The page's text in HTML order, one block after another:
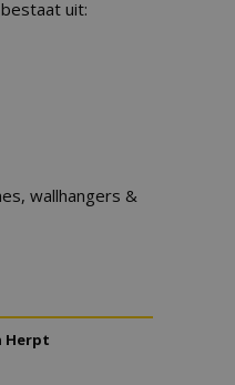
uit:
wallhangers &
Herpt